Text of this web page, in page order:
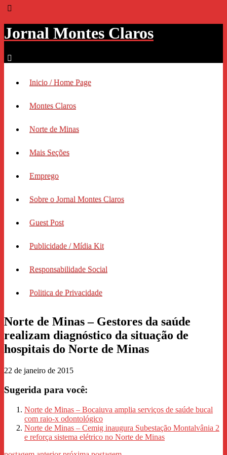
Jornal Montes Claros
Inicio / Home Page
Montes Claros
Norte de Minas
Mais Seções
Emprego
Sobre o Jornal Montes Claros
Guest Post
Publicidade / Mídia Kit
Responsabilidade Social
Politica de Privacidade
Norte de Minas – Gestores da saúde
realizam diagnóstico da situação de
hospitais do Norte de Minas
22 de janeiro de 2015
Sugerida para você:
Norte de Minas – Bocaiuva amplia serviços de saúde bucal
com raio-x odontológico
Norte de Minas – Cemig inaugura Subestação Montalvânia 2
e reforça sistema elétrico no Norte de Minas